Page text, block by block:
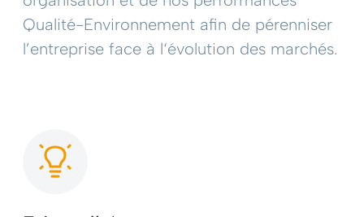
Qualité-Environnement afin de pérenniser
l’entreprise face à l‘évolution des marchés.